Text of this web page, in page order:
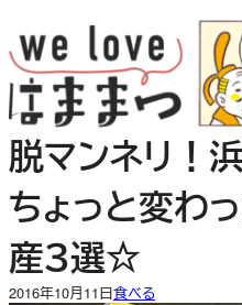
容
を
ス
キ
ッ
プ
脱マンネリ！
ちょっと変わ
産３選☆
2016年10月11日食べる